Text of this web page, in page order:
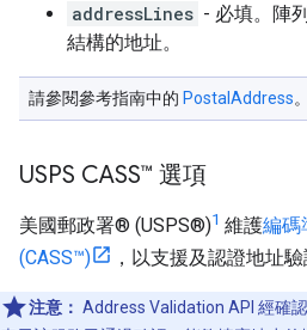
addressLines - 必填。陣
結構的地址。
請參閱參考指南中的 PostalAddress。
USPS CASS™ 選項
美國郵政署® (USPS®)1 維護編碼
(CASS™)
，以支援及認證地址驗
注意： Address Validation API 經確